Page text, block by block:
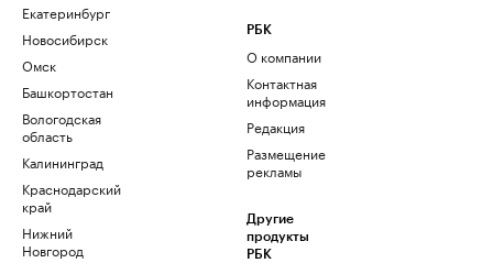
Екатеринбург
Новосибирск
Омск
Башкортостан
Вологодская
область
Калининград
Краснодарский
край
Нижний
Новгород
РБК
О компании
Контактная
информация
Редакция
Размещение
рекламы
Другие
продукты
РБК